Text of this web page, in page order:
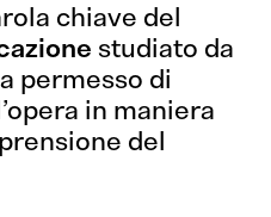
chiave del
studiato da
permesso di
in maniera
del